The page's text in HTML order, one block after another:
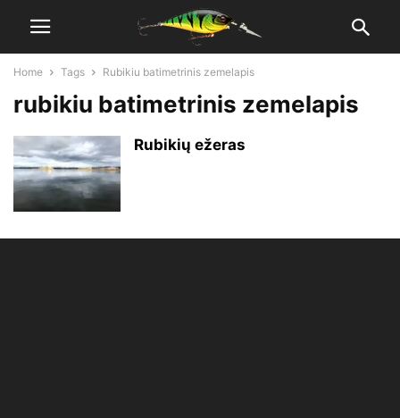
Home Tags Rubikiu batimetrinis zemelapis
rubikiu batimetrinis zemelapis
Rubikių ežeras